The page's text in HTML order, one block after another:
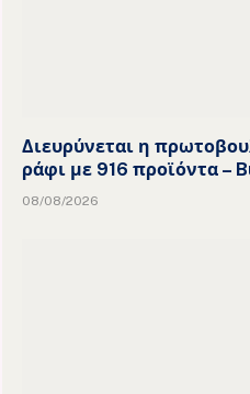
Διευρύνεται η
ράφι με 916 προϊόντα –
08/08/2026